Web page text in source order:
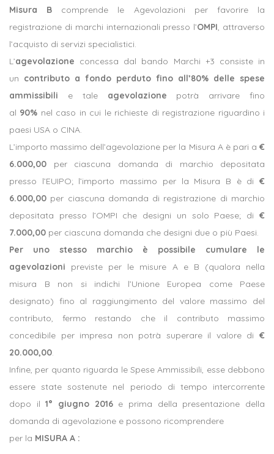
Misura B comprende le Agevolazioni per favorire la
registrazione di marchi internazionali presso l’OMPI, attraverso
l’acquisto di servizi specialistici.
L’agevolazione concessa dal bando Marchi +3 consiste in
un contributo a fondo perduto fino all’80% delle spese
ammissibili e tale agevolazione potrà arrivare fino
al 90% nel caso in cui le richieste di registrazione riguardino i
paesi USA o CINA.
L’importo massimo dell’agevolazione per la Misura A è pari a €
6.000,00 per ciascuna domanda di marchio depositata
presso l’EUIPO; l’importo massimo per la Misura B è di €
6.000,00 per ciascuna domanda di registrazione di marchio
depositata presso l’OMPI che designi un solo Paese; di €
7.000,00 per ciascuna domanda che designi due o più Paesi.
Per uno stesso marchio è possibile cumulare le
agevolazioni previste per le misure A e B (qualora nella
misura B non si indichi l’Unione Europea come Paese
designato) fino al raggiungimento del valore massimo del
contributo, fermo restando che il contributo massimo
concedibile per impresa non potrà superare il valore di €
20.000,00.
Infine, per quanto riguarda le Spese Ammissibili, esse debbono
essere state sostenute nel periodo di tempo intercorrente
dopo il 1° giugno 2016e prima della presentazione della
domanda di agevolazione e possono ricomprendere
per la MISURA A :